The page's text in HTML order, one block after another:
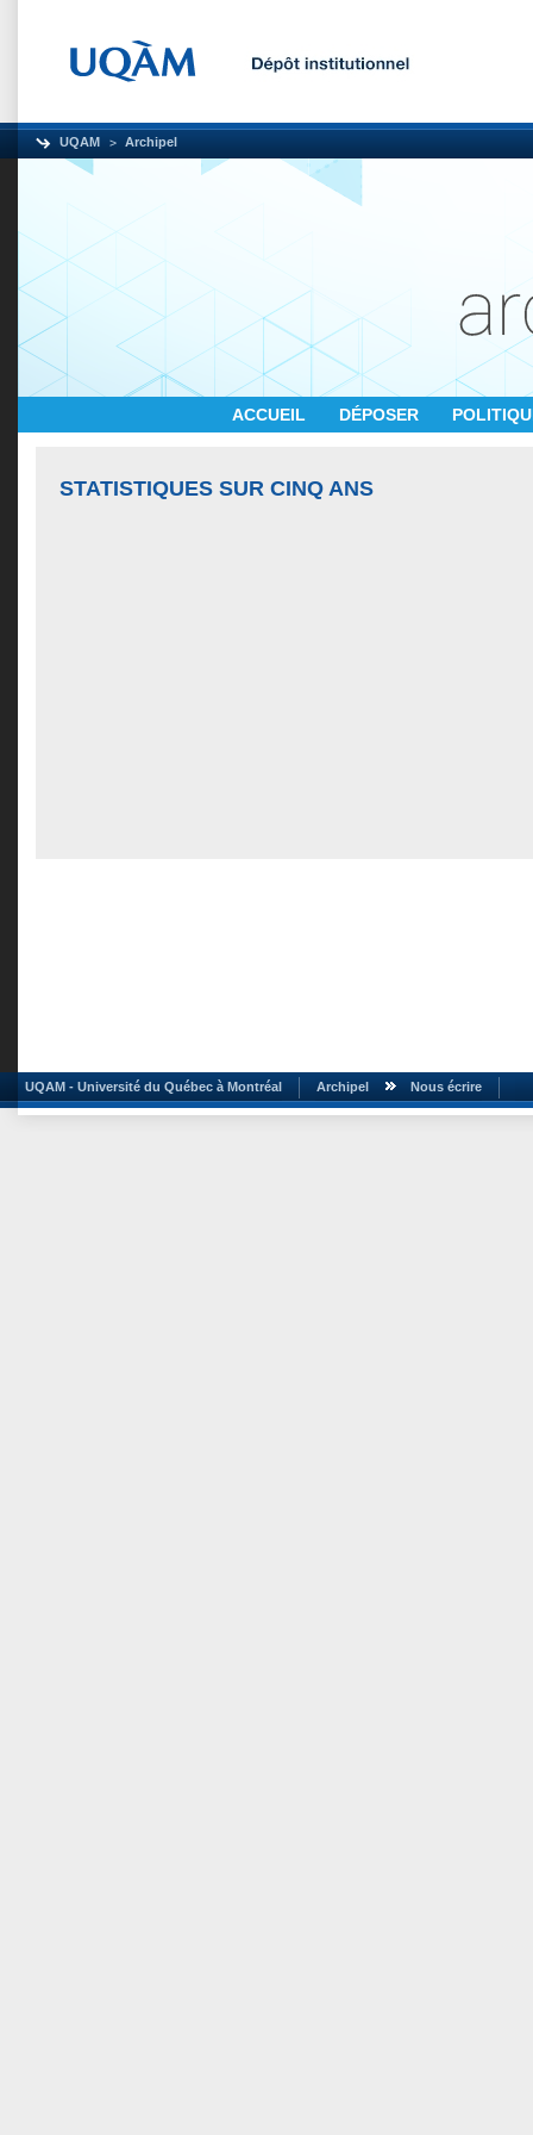
UQAM Archipel
ACCUEIL DÉPOSER
STATISTIQUES SUR CINQ ANS
UQAM - Université du Québec à Montréal Archipel Nous écrire